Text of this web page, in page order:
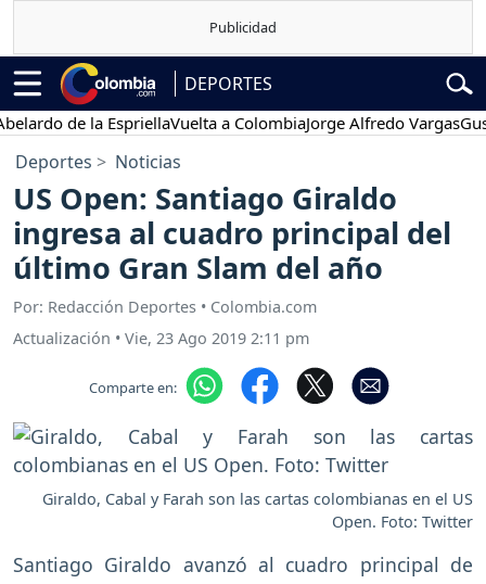
DEPORTES
de la EspriellaVuelta a ColombiaJorge Alfredo VargasGustavo
Deportes Noticias
US Open: Santiago Giraldo
ingresa al cuadro principal del
último Gran Slam del año
Por: Redacción Deportes • Colombia.com
Actualización • Vie, 23 Ago 2019 2:11 pm
Comparte en:
Giraldo, Cabal y Farah son las cartas colombianas en el US
Open. Foto: Twitter
Santiago Giraldo avanzó al cuadro principal de